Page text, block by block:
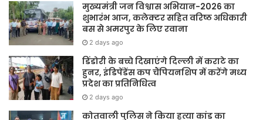
मुख्यमंत्री जन विश्वास अभियान-2026 का
शुभारंभ आज, कलेक्टर सहित वरिष्ठ अधिकारी
बस से अमरपुर के लिए रवाना
2 days ago
डिंडोरी के बच्चे दिखाएंगे दिल्ली में कराटे का
हुनर, इंडिपेंडेंस कप चैंपियनशिप में करेंगे मध्य
प्रदेश का प्रतिनिधित्व
2 days ago
कोतवाली पुलिस ने किया हत्या कांड का